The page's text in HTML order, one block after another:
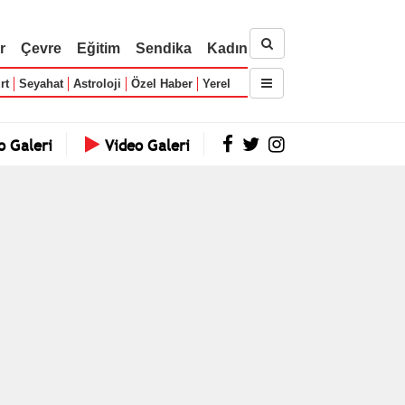
Çevre Eğitim Sendika Kadın
Seyahat Astroloji Özel Haber Yerel
Galeri Video Galeri